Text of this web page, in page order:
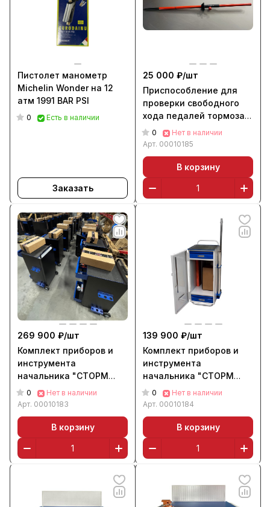
Пистолет манометр
Michelin Wonder на 12
атм 1991 BAR PSI
0 Есть в наличии
Заказать
25 000 ₽/шт
Приспособление для
проверки свободного
хода педалей тормоза и
сцепления СТОРМ
(большое копье)
0
Нет в наличии
Арт. 00010185
В корзину
269 900 ₽/шт
Комплект приборов и
инструмента
начальника "СТОРМ
КТП C.002"
0
Нет в наличии
Арт. 00010183
В корзину
139 900 ₽/шт
Комплект приборов и
инструмента
начальника "СТОРМ
КТП C.003"
0
Нет в наличии
Арт. 00010184
В корзину